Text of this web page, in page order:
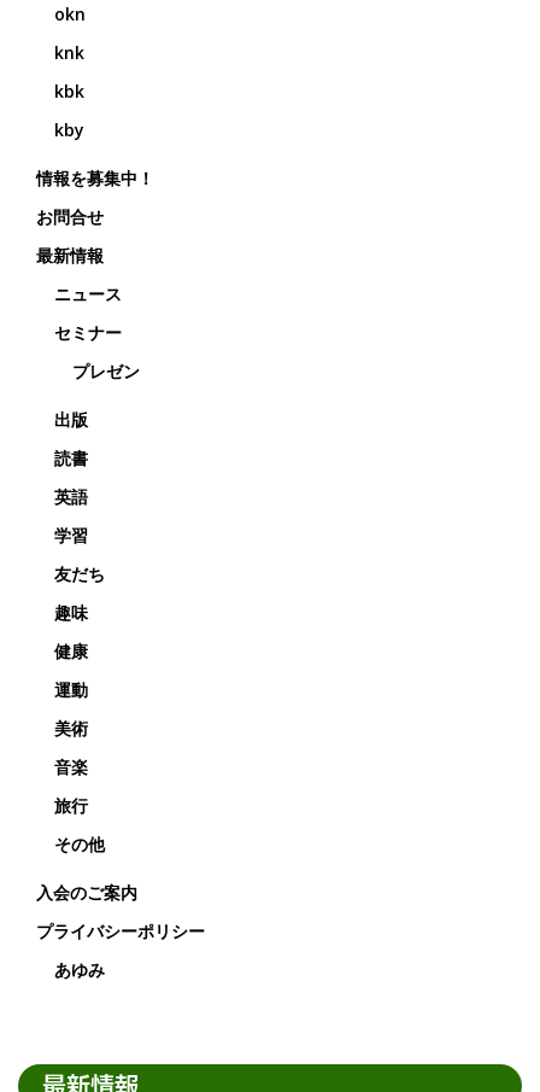
okn
knk
kbk
kby
情報を募集中！
お問合せ
最新情報
ニュース
セミナー
プレゼン
出版
読書
英語
学習
友だち
趣味
健康
運動
美術
音楽
旅行
その他
入会のご案内
プライバシーポリシー
あゆみ
最新情報